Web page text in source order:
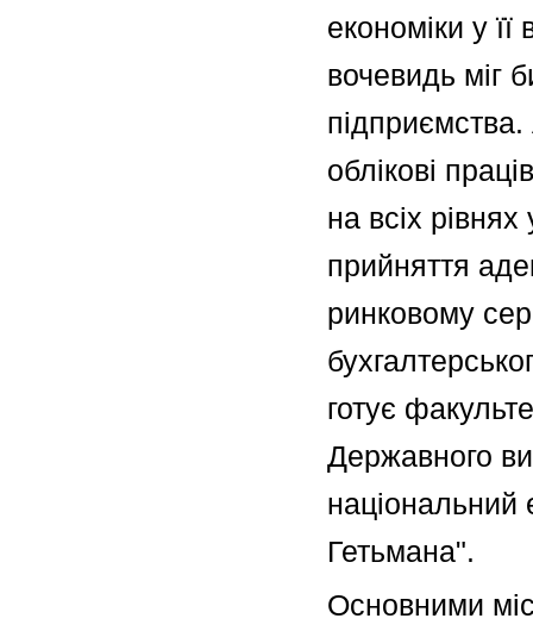
економіки у її
вочевидь міг
облікові
на всіх
прийняття
ринковому
готує
Державного
національний
Гетьмана".
Основними